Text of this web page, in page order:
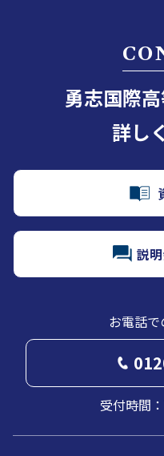
勇志国際
詳し
説
お電話
受付時間